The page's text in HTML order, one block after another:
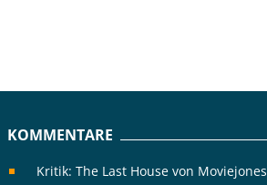
KOMMENTARE
Kritik: The Last House von Moviejones